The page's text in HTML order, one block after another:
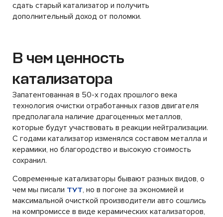
сдать старый катализатор и получить
дополнительный доход от поломки.
В чем ценность
катализатора
Запатентованная в 50-х годах прошлого века
технология очистки отработанных газов двигателя
предполагала наличие драгоценных металлов,
которые будут участвовать в реакции нейтрализации.
С годами катализатор изменялся составом металла и
керамики, но благородство и высокую стоимость
сохранил.
Современные катализаторы бывают разных видов, о
чем мы писали ТУТ, но в погоне за экономией и
максимальной очисткой производители авто сошлись
на компромиссе в виде керамических катализаторов,